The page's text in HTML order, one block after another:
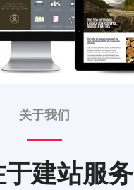
关于我们
建站服务